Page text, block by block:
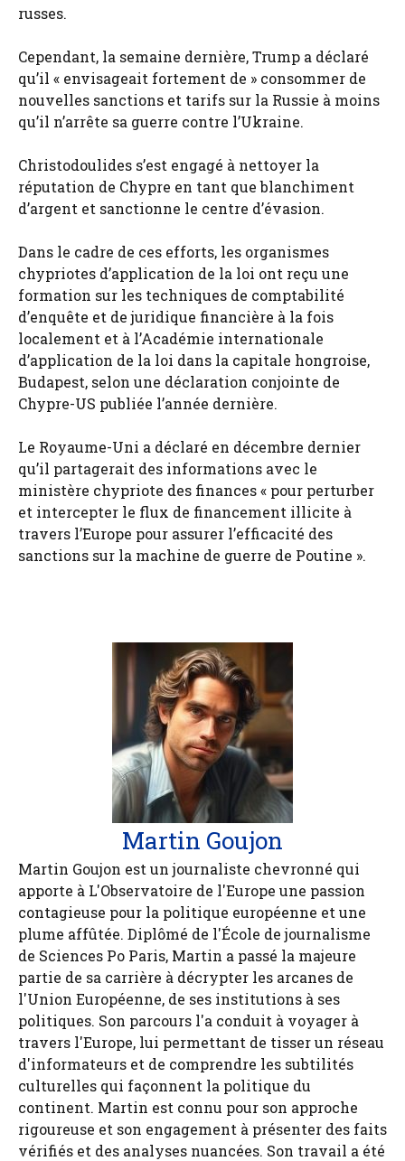
russes.
Cependant, la semaine dernière, Trump a déclaré
qu’il « envisageait fortement de » consommer de
nouvelles sanctions et tarifs sur la Russie à moins
qu’il n’arrête sa guerre contre l’Ukraine.
Christodoulides s’est engagé à nettoyer la
réputation de Chypre en tant que blanchiment
d’argent et sanctionne le centre d’évasion.
Dans le cadre de ces efforts, les organismes
chypriotes d’application de la loi ont reçu une
formation sur les techniques de comptabilité
d’enquête et de juridique financière à la fois
localement et à l’Académie internationale
d’application de la loi dans la capitale hongroise,
Budapest, selon une déclaration conjointe de
Chypre-US publiée l’année dernière.
Le Royaume-Uni a déclaré en décembre dernier
qu’il partagerait des informations avec le
ministère chypriote des finances « pour perturber
et intercepter le flux de financement illicite à
travers l’Europe pour assurer l’efficacité des
sanctions sur la machine de guerre de Poutine ».
Martin Goujon
Martin Goujon est un journaliste chevronné qui
apporte à L'Observatoire de l'Europe une passion
contagieuse pour la politique européenne et une
plume affûtée. Diplômé de l'École de journalisme
de Sciences Po Paris, Martin a passé la majeure
partie de sa carrière à décrypter les arcanes de
l'Union Européenne, de ses institutions à ses
politiques. Son parcours l'a conduit à voyager à
travers l'Europe, lui permettant de tisser un réseau
d'informateurs et de comprendre les subtilités
culturelles qui façonnent la politique du
continent. Martin est connu pour son approche
rigoureuse et son engagement à présenter des faits
vérifiés et des analyses nuancées. Son travail a été